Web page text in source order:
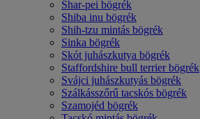
Shar-pei bögrék
Shiba inu bögrék
Shih-tzu mintás bögrék
Sinka bögrék
Skót juhászkutya bögrék
Staffordshire bull terrier bögrék
Svájci juhászkutyás bögrék
Szálkásszőrű tacskós bögrék
Szamojéd bögrék